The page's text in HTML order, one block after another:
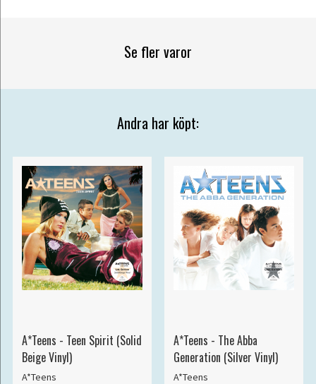
Se fler varor
Andra har köpt:
A*Teens - Teen Spirit (Solid
Beige Vinyl)
A*Teens
A*Teens - The Abba
Generation (Silver Vinyl)
A*Teens